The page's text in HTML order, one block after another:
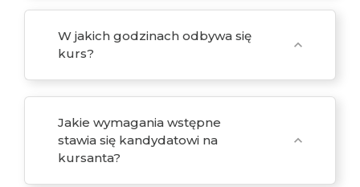
W jakich godzinach odbywa się
kurs?
expand_more
Jakie wymagania wstępne
stawia się kandydatowi na
kursanta?
expand_more